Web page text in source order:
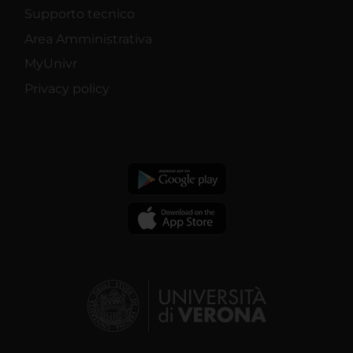
Supporto tecnico
Area Amministrativa
MyUnivr
Privacy policy